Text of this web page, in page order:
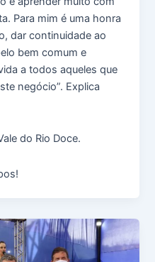
Para mim é uma honra
dar continuidade ao
bem comum e
a todos aqueles que
negócio”. Explica
do Rio Doce.